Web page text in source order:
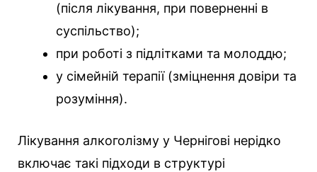
(після лікування, при поверненні в
суспільство);
при роботі з підлітками та молоддю;
у сімейній терапії (зміцнення довіри та
розуміння).
Лікування алкоголізму у Чернігові нерідко
включає такі підходи в структурі